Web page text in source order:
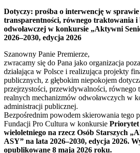
Dotyczy: prośba o interwencję w
transparentności, równego traktowania
odwoławczej w konkursie „Aktywni
2026–2030, edycja 2026
Szanowny Panie Premierze,
zwracamy się do Pana jako organizacja
działająca w Polsce i realizująca projekty
publicznych, z głębokim niepokojem
przejrzystości, przewidywalności, równego
realnych mechanizmów odwoławczych w
administracji publicznej.
Bezpośrednim powodem skierowania tego
Fundacji Pro Cultura w konkursie
wieloletniego na rzecz Osób Starszych
ASY” na lata 2026–2030, edycja 2026.
opublikowane 8 maja 2026 roku.